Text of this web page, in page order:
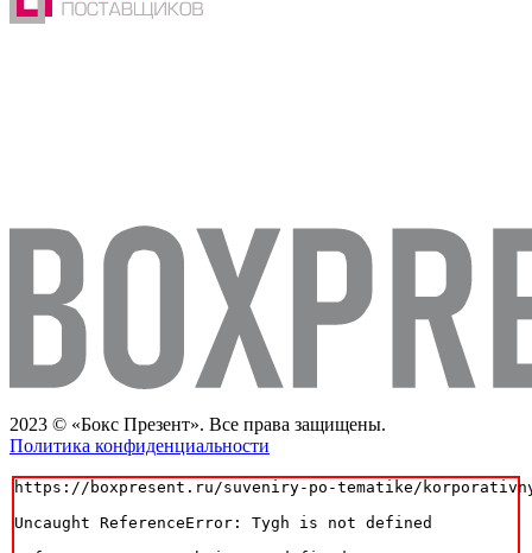
2023 © «Бокс Презент». Все права защищены.
Политика конфиденциальности
https://boxpresent.ru/suveniry-po-tematike/
Uncaught ReferenceError: Tygh is not defined